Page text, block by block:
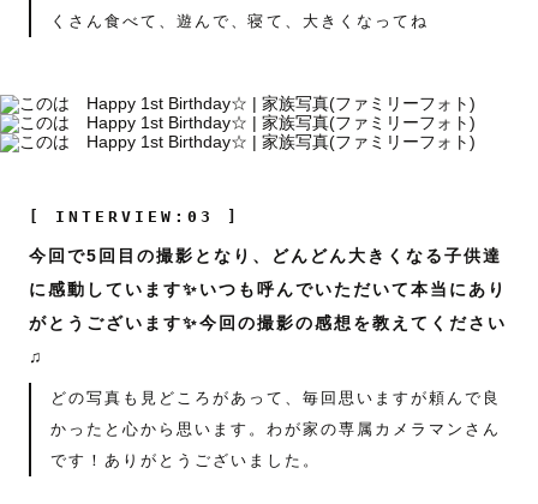
くさん食べて、遊んで、寝て、大きくなってね
[ INTERVIEW:03 ]
今回で5回目の撮影となり、どんどん大きくなる子供達
に感動しています✨いつも呼んでいただいて本当にあり
がとうございます✨今回の撮影の感想を教えてください
♫
どの写真も見どころがあって、毎回思いますが頼んで良
かったと心から思います。わが家の専属カメラマンさん
です！ありがとうございました。